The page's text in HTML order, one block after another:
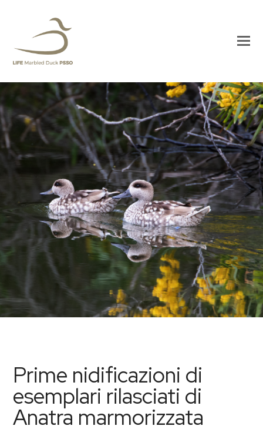
Prime nidificazioni di
esemplari rilasciati di
Anatra marmorizzata